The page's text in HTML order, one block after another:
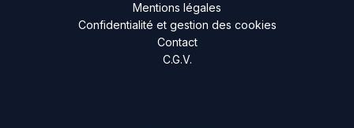
Mentions légales
Confidentialité et gestion des cookies
Contact
C.G.V.